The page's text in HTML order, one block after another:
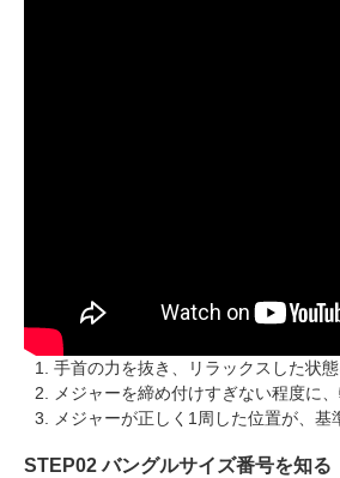
手首の力を抜き、リラックスした状
メジャーを締め付けすぎない程度に
メジャーが正しく1周した位置が、
STEP02 バングルサイズ番号を知る